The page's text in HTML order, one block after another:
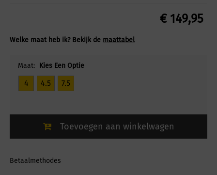
€149,95
Welke maat heb ik? Bekijk de maattabel
Maat: Kies Een Optie
4 4.5 7.5
Toevoegen aan winkelwagen
Betaalmethodes